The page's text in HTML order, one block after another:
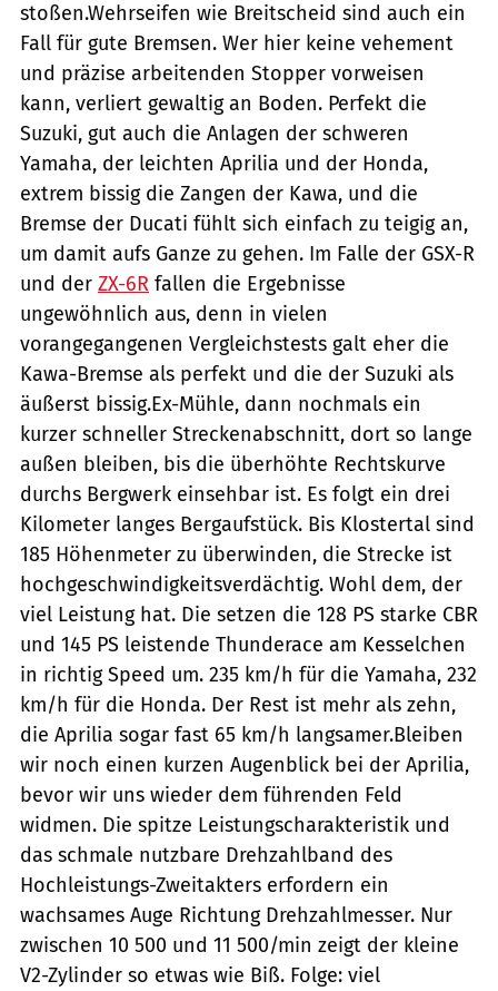
stoßen.Wehrseifen wie Breitscheid sind auch ein
Fall für gute Bremsen. Wer hier keine vehement
und präzise arbeitenden Stopper vorweisen
kann, verliert gewaltig an Boden. Perfekt die
Suzuki, gut auch die Anlagen der schweren
Yamaha, der leichten Aprilia und der Honda,
extrem bissig die Zangen der Kawa, und die
Bremse der Ducati fühlt sich einfach zu teigig an,
um damit aufs Ganze zu gehen. Im Falle der GSX-R
und der ZX-6R fallen die Ergebnisse
ungewöhnlich aus, denn in vielen
vorangegangenen Vergleichstests galt eher die
Kawa-Bremse als perfekt und die der Suzuki als
äußerst bissig.Ex-Mühle, dann nochmals ein
kurzer schneller Streckenabschnitt, dort so lange
außen bleiben, bis die überhöhte Rechtskurve
durchs Bergwerk einsehbar ist. Es folgt ein drei
Kilometer langes Bergaufstück. Bis Klostertal sind
185 Höhenmeter zu überwinden, die Strecke ist
hochgeschwindigkeitsverdächtig. Wohl dem, der
viel Leistung hat. Die setzen die 128 PS starke CBR
und 145 PS leistende Thunderace am Kesselchen
in richtig Speed um. 235 km/h für die Yamaha, 232
km/h für die Honda. Der Rest ist mehr als zehn,
die Aprilia sogar fast 65 km/h langsamer.Bleiben
wir noch einen kurzen Augenblick bei der Aprilia,
bevor wir uns wieder dem führenden Feld
widmen. Die spitze Leistungscharakteristik und
das schmale nutzbare Drehzahlband des
Hochleistungs-Zweitakters erfordern ein
wachsames Auge Richtung Drehzahlmesser. Nur
zwischen 10 500 und 11 500/min zeigt der kleine
V2-Zylinder so etwas wie Biß. Folge: viel